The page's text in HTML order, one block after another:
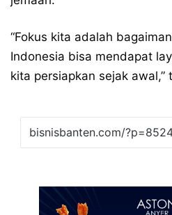
“Fokus kita adalah
Indonesia bisa mendapat
kita persiapkan sejak awal,”